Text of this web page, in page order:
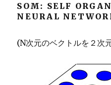
SOM: SELF
NEURAL
(N次元のベクトルを２次